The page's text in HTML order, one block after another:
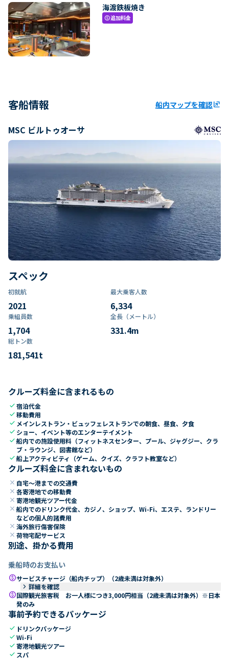
海渡鉄板焼き
paid追加料金
客船情報 船内マップを確認ungroup
MSC ビルトゥオーサ
スペック
初就航
2021
最大乗客人数
6,334
乗組員数​
1,704
全長（メートル）
331.4m
総トン数​
181,541t
クルーズ料金に含まれるもの
check宿泊代金
check移動費用
check メインレストラン・ビュッフェレストランでの朝食、昼食、夕食
check ショー、イベント等のエンターテイメント
check船内での施設使用料（フィットネスセンター、プール、ジャグジー、クラ
ブ・ラウンジ、図書館など）
check船上アクティビティ（ゲーム、クイズ、クラフト教室など）
クルーズ料金に含まれないもの
close 自宅～港までの交通費
close 各寄港地での移動費
close 寄港地観光ツアー代金
close 船内でのドリンク代金、カジノ、ショップ、Wi-Fi、エステ、ランドリー
などの個人的諸費用
close 海外旅行傷害保険
close 荷物宅配サービス
別途、掛かる費用
乗船時のお支払い
paidサービスチャージ（船内チップ）（2歳未満は対象外）
keyboard_arrow_right 詳細を確認
paid国際観光旅客税 お一人様につき3,000円相当（2歳未満は対象外）※日本
発のみ
事前予約できるパッケージ
check ドリンクパッケージ
checkWi-Fi
check寄港地観光ツアー
check スパ